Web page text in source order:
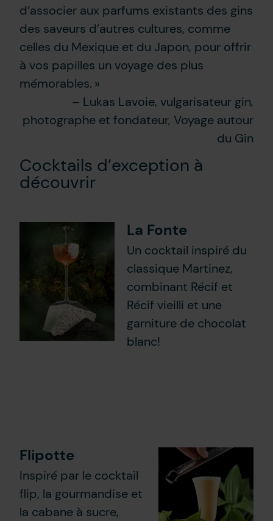
d’associer aux parfums existants des gins
des saveurs d’autres cultures, comme
celles du Mexique et du Japon, pour offrir
à vos papilles un voyage des plus
mémorables. »
– Lukas Lavoie, vulgarisateur gin,
photographe et fondateur, Voyage autour
du Gin
Cocktails d’exception à
découvrir
La Fonte
Un cocktail inspiré du
classique Martinez,
combinant Récif et
Récif vieilli et une
garniture de chocolat
blanc!
Flipotte
Inspiré par le cocktail
flip, la gourmandise et
la cabane à sucre,